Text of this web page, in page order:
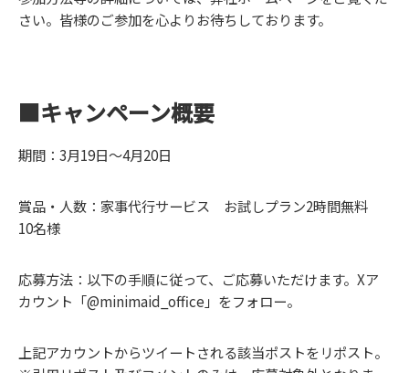
さい。皆様のご参加を心よりお待ちしております。
■キャンペーン概要
期間：3月19日～4月20日
賞品・人数：家事代行サービス お試しプラン2時間無料
10名様
応募方法：以下の手順に従って、ご応募いただけます。Xア
カウント「@minimaid_office」をフォロー。
上記アカウントからツイートされる該当ポストをリポスト。